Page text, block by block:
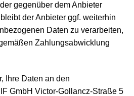
gegenüber dem Anbieter
der Anbieter ggf. weiterhin
Daten zu verarbeiten,
Zahlungsabwicklung
Ihre Daten an den
GmbH Victor-Gollancz-Straße 5